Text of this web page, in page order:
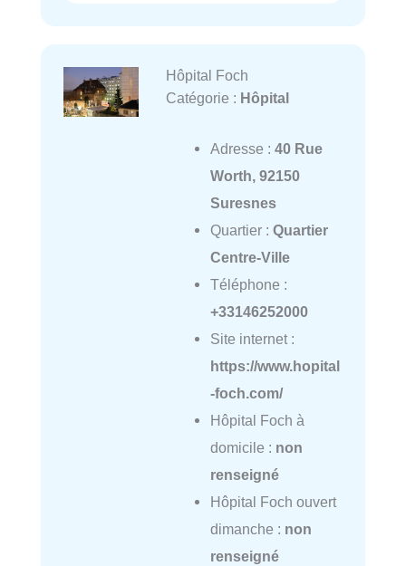
Hôpital Foch
Catégorie : Hôpital
Adresse : 40 Rue
Worth, 92150
Suresnes
Quartier : Quartier
Centre-Ville
Téléphone :
+33146252000
Site internet :
https://www.hopital
-foch.com/
Hôpital Foch à
domicile : non
renseigné
Hôpital Foch ouvert
dimanche : non
renseigné